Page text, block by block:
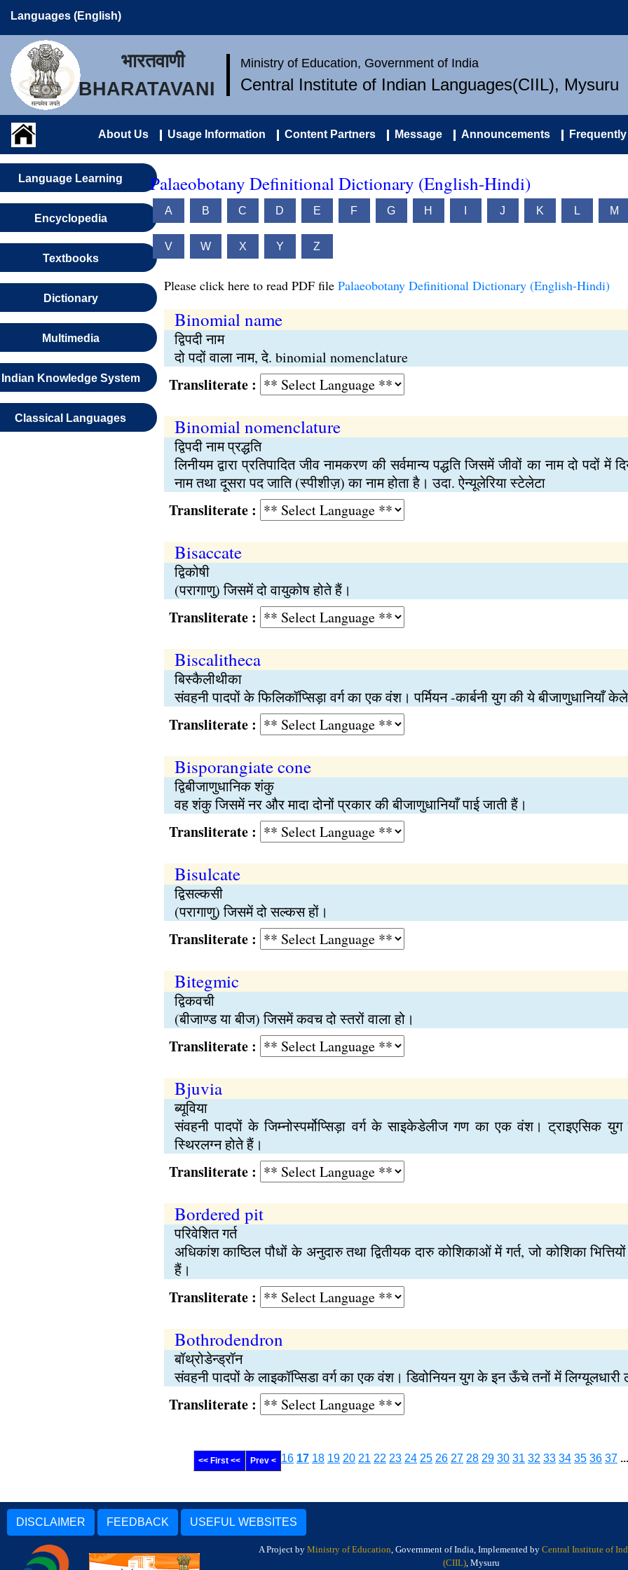
Languages (English)
भारतवाणी
BHARATAVANI
Ministry of Education, Government of India
Central Institute of Indian Languages(CIIL), Mysuru
About Us Usage Information Content Partners Message Announcements
Language Learning
Encyclopedia
Textbooks
Dictionary
Multimedia
Indian Knowledge System
Classical Languages
Palaeobotany Definitional Dictionary (English-Hindi)
A B C D E F G H J K L M
V W X Y Z
Please click here to read PDF file Palaeobotany Definitional Dictionary (English-Hindi)
Binomial name
द्विपदी नाम
दो पदों वाला नाम, दे. binomial nomenclature
Transliterate :
Binomial nomenclature
द्विपदी नाम प्रद्धति
लिनीयम द्वारा प्रतिपादित जीव नामकरण की सर्वमान्य पद्धति जिसमें जीवों का नाम दो पदों
नाम तथा दूसरा पद जाति (स्पीशीज़) का नाम होता है। उदा. ऐन्यूलेरिया स्टेलेटा
Transliterate :
Bisaccate
द्विकोषी
(परागाणु) जिसमें दो वायुकोष होते हैं।
Transliterate :
Biscalitheca
बिस्कैलीथीका
संवहनी पादपों के फिलिकॉप्सिड़ा वर्ग का एक वंश। पर्मियन -कार्बनी युग की ये बीजाणुधानियाँ
Transliterate :
Bisporangiate cone
द्विबीजाणुधानिक शंकु
वह शंकु जिसमें नर और मादा दोनों प्रकार की बीजाणुधानियाँ पाई जाती हैं।
Transliterate :
Bisulcate
द्विसल्कसी
(परागाणु) जिसमें दो सल्कस हों।
Transliterate :
Bitegmic
द्विकवची
(बीजाण्ड या बीज) जिसमें कवच दो स्तरों वाला हो।
Transliterate :
Bjuvia
ब्यूविया
संवहनी पादपों के जिम्नोस्पर्मोप्सिड़ा वर्ग के साइकेडेलीज गण का एक वंश। ट्राइएसिक
स्थिरलग्न होते हैं।
Transliterate :
Bordered pit
परिवेशित गर्त
अधिकांश काष्ठिल पौधों के अनुदारु तथा द्वितीयक दारु कोशिकाओं में गर्त, जो कोशिका
हैं।
Transliterate :
Bothrodendron
बॉथ्रोडेन्ड्रॉन
संवहनी पादपों के लाइकॉप्सिडा वर्ग का एक वंश। डिवोनियन युग के इन ऊँचे तनों में लिग्यूलधारी
Transliterate :
<< First << Prev < 16 17 18 19 20 21 22 23 24 25 26 27 28 29 30 31 32 33 34 35 36 37
DISCLAIMER FEEDBACK USEFUL WEBSITES
A Project by Ministry of Education, Government of India, Implemented by Central Institute of
(CIIL), Mysuru